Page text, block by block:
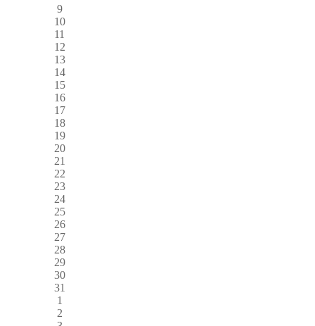
9
10
11
12
13
14
15
16
17
18
19
20
21
22
23
24
25
26
27
28
29
30
31
1
2